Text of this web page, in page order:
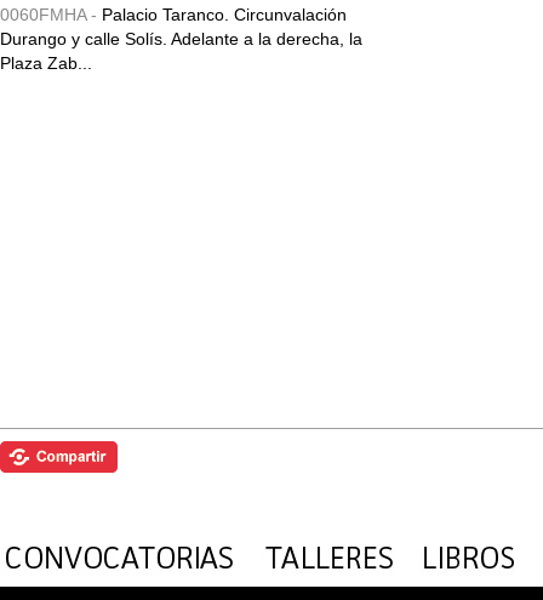
0060FMHA - Palacio Taranco. Circunvalación
Durango y calle Solís. Adelante a la derecha, la
Plaza Zab...